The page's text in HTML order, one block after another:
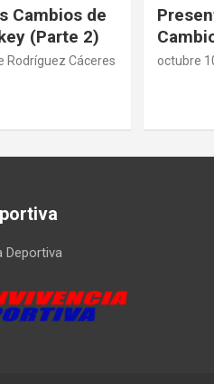
Cambios de
(Parte 2)
Rodríguez Cáceres octubre
Deportiva